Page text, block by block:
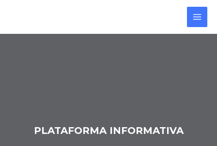
PLATAFORMA INFORMATIVA